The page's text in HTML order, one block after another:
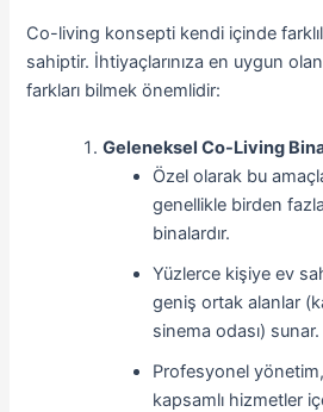
Co-living konsepti kendi içinde
sahiptir. İhtiyaçlarınıza en uygun
farkları bilmek önemlidir:
Geleneksel Co-Living
Özel olarak bu
genellikle birden
binalardır.
Yüzlerce kişiye ev
geniş ortak alanlar
sinema odası) sunar.
Profesyonel
kapsamlı hizmetler